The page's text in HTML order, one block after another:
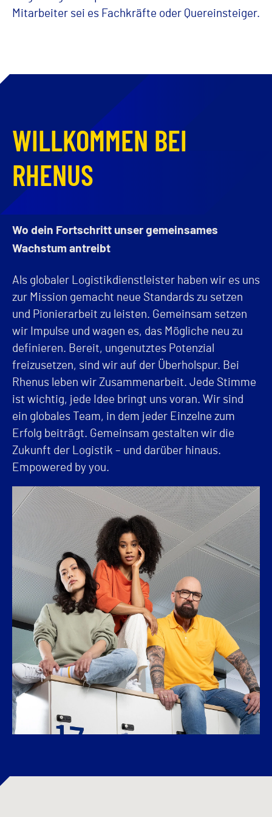
Mitarbeiter sei es Fachkräfte oder Quereinsteiger.
WILLKOMMEN BEI
RHENUS
Wo dein Fortschritt unser gemeinsames
Wachstum antreibt
Als globaler Logistikdienstleister haben wir es uns
zur Mission gemacht neue Standards zu setzen
und Pionierarbeit zu leisten. Gemeinsam setzen
wir Impulse und wagen es, das Mögliche neu zu
definieren. Bereit, ungenutztes Potenzial
freizusetzen, sind wir auf der Überholspur. Bei
Rhenus leben wir Zusammenarbeit. Jede Stimme
ist wichtig, jede Idee bringt uns voran. Wir sind
ein globales Team, in dem jeder Einzelne zum
Erfolg beiträgt. Gemeinsam gestalten wir die
Zukunft der Logistik – und darüber hinaus.
Empowered by you.